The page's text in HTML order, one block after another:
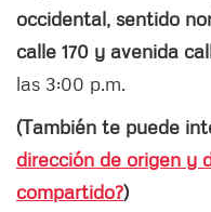
occidental, sentido
calle 170 y avenida
las 3:00 p.m.
(También te puede
dirección de origen y
compartido?)